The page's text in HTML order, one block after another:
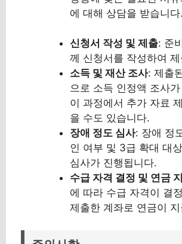
에 대해 상담을 받습니다.
신청서 작성 및 제출: 준
께 신청서를 작성하여
소득 및 재산 조사: 제출
으로 소득 인정액 조사
이 과정에서 추가 자료
을 수도 있습니다.
장애 정도 심사: 장애 정
인 여부 및 3급 확대 대
심사가 진행됩니다.
수급 자격 결정 및 연금
에 따라 수급 자격이 결
제출한 계좌로 연금이